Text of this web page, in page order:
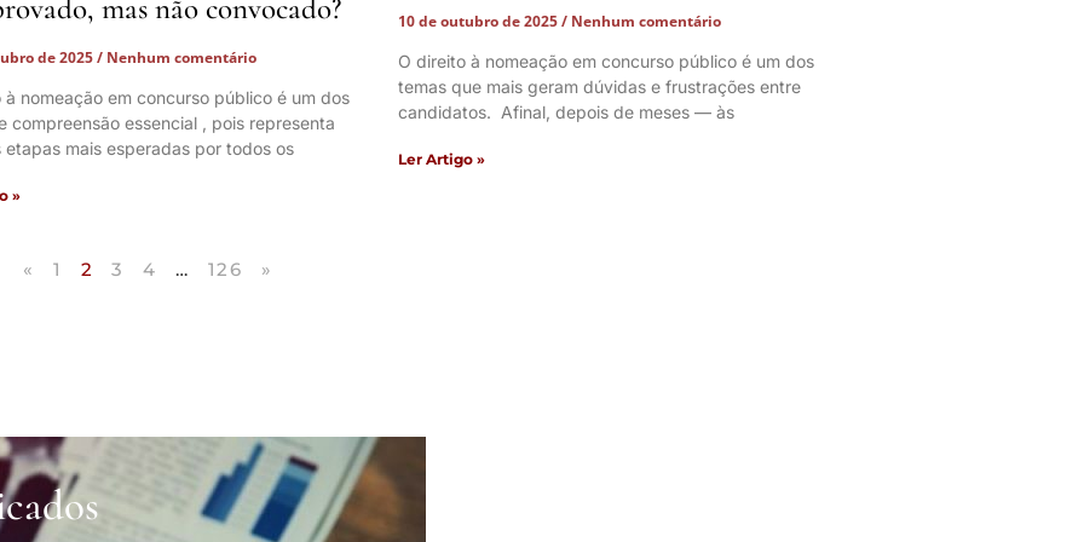
mas não convocado?
de 2025 Nenhum comentário
à nomeação em concurso público é um dos
compreensão essencial , pois representa
etapas mais esperadas por todos os
»
10 de outubro de 2025 Nenhum comentário
O direito à nomeação em concurso público é um dos
temas que mais geram dúvidas e frustrações entre
candidatos. Afinal, depois de meses — às
Ler Artigo »
« 1 2 3 4 … 126 »